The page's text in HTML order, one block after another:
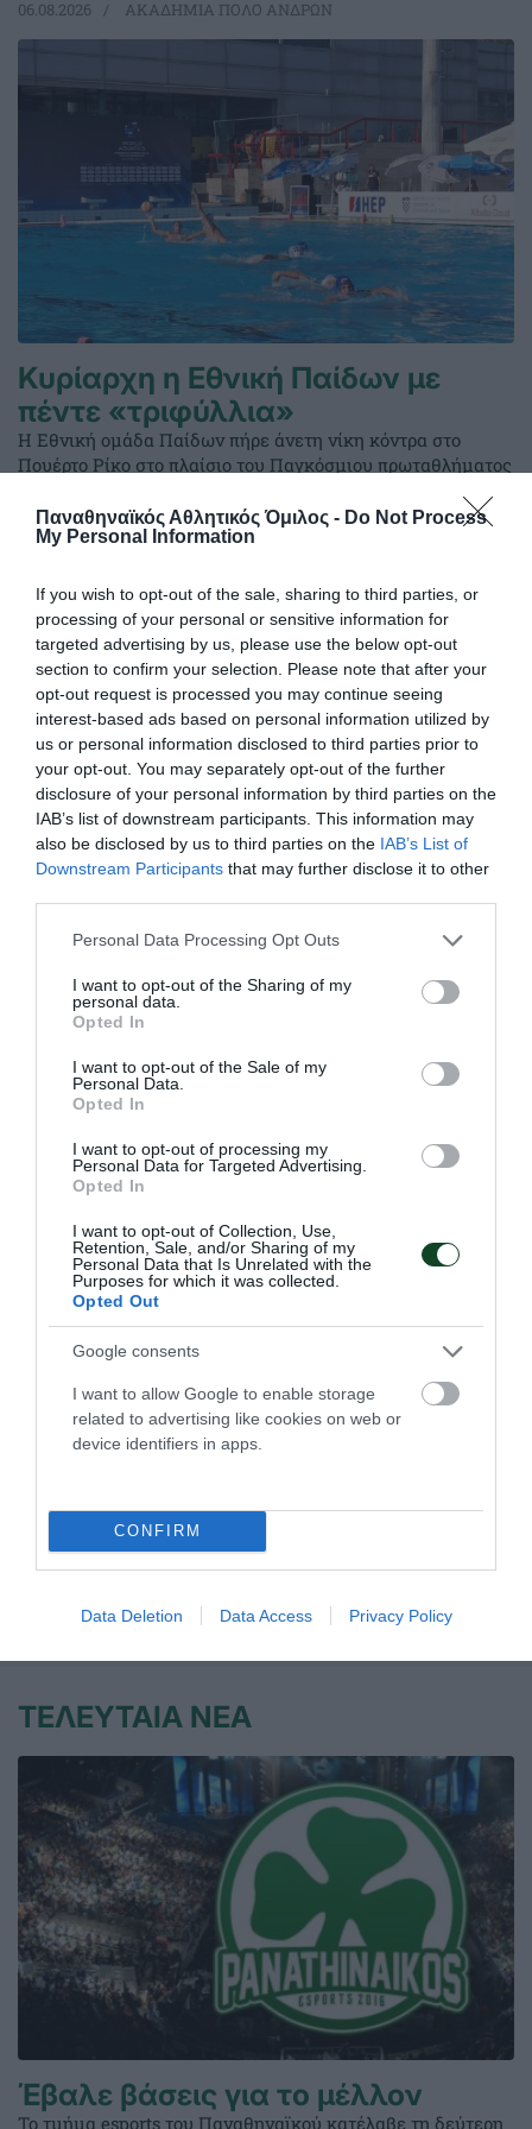
Παναθηναϊκός Αθλητικός Όμιλος - Do Not Process
My Personal Information
If you wish to opt-out of the sale, sharing to third parties, or
processing of your personal or sensitive information for
targeted advertising by us, please use the below opt-out
section to confirm your selection. Please note that after your
opt-out request is processed you may continue seeing
interest-based ads based on personal information utilized by
us or personal information disclosed to third parties prior to
your opt-out. You may separately opt-out of the further
disclosure of your personal information by third parties on the
IAB’s list of downstream participants. This information may
also be disclosed by us to third parties on the IAB’s List of
Downstream Participants that may further disclose it to other
Please note that this website/app uses one or more Google
not limited to your visit or usage behaviour. You may click to
grant or deny consent to Google and its third-party tags to
use your data for below specified purposes in below Google
consent section.
Personal Data Processing Opt Outs
I want to opt-out of the Sharing of my
personal data.
Opted In
I want to opt-out of the Sale of my
Personal Data.
Opted In
I want to opt-out of processing my
Personal Data for Targeted Advertising.
Opted In
I want to opt-out of Collection, Use,
Retention, Sale, and/or Sharing of my
Personal Data that Is Unrelated with the
Purposes for which it was collected.
Opted Out
Google consents
I want to allow Google to enable storage
related to advertising like cookies on web or
device identifiers in apps.
CONFIRM
Data Deletion Data Access Privacy Policy
06.08.2026 ΑΚΑΔΗΜΙΑ ΠΟΛΟ ΑΝΔΡΩΝ
Κυρίαρχη η Εθνική Παίδων με
πέντε «τριφύλλια»
Η Εθνική ομάδα Παίδων πήρε άνετη νίκη κόντρα στο
Πουέρτο Ρίκο στο πλαίσιο του Παγκόσμιου πρωταθλήματος
Σπουδαία νίκη για την Εθνική με
Η Εθνική ομάδα πόλο Παίδων πήρε τη νίκη κόντρα στην
Ισπανία έχοντας πέντε παίκτες του Παναθηναϊκού στη
σύνθεσή της και MVP τον Παναγιώτη Καρατζά.
04.08.2026 ΑΚΑΔΗΜΙΑ ΠΟΛΟ ΑΝΔΡΩΝ
πρεμιέρα του παγκοσμίου πρωταθλήματος έχοντας πέντε
παίκτες του Παναθηναϊκού στη σύνθεσή της.
03.08.2026 ΑΚΑΔΗΜΙΑ ΠΟΛΟ ΑΝΔΡΩΝ
ΤΕΛΕΥΤΑΙΑ ΝΕΑ
Έβαλε βάσεις για το μέλλον
Το τμήμα esports του Παναθηναϊκού κατέλαβε τη δεύτερη